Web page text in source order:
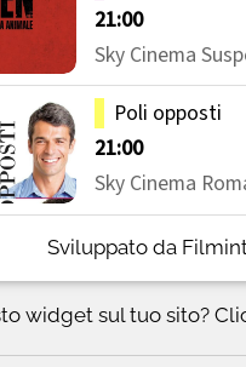
Sviluppato da
widget sul tuo sito?